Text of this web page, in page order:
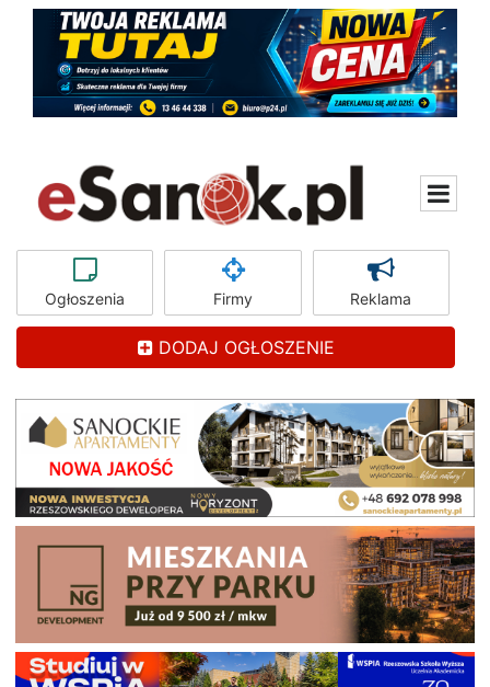
Ogłoszenia Firmy Reklama
DODAJ OGŁOSZENIE